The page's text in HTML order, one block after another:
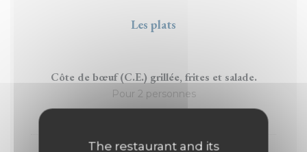
The restaurant and its
Les plats
Côte de bœuf (C.E.) grillée, frites et salade.
Pour 2 personnes